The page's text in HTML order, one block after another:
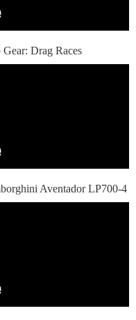
Drag Races
Aventador LP700-4